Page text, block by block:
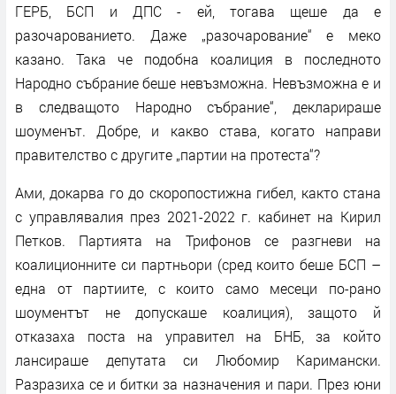
ГЕРБ, БСП и ДПС - ей, тогава щеше да е
разочарованието. Даже „разочарование“ е меко
казано. Така че подобна коалиция в последното
Народно събрание беше невъзможна. Невъзможна е и
в следващото Народно събрание“, декларираше
шоуменът. Добре, и какво става, когато направи
правителство с другите „партии на протеста“?
Ами, докарва го до скоропостижна гибел, както стана
с управлявалия през 2021-2022 г. кабинет на Кирил
Петков. Партията на Трифонов се разгневи на
коалиционните си партньори (сред които беше БСП –
една от партиите, с които само месеци по-рано
шоументът не допускаше коалиция), защото й
отказаха поста на управител на БНБ, за който
лансираше депутата си Любомир Каримански.
Разразиха се и битки за назначения и пари. През юни